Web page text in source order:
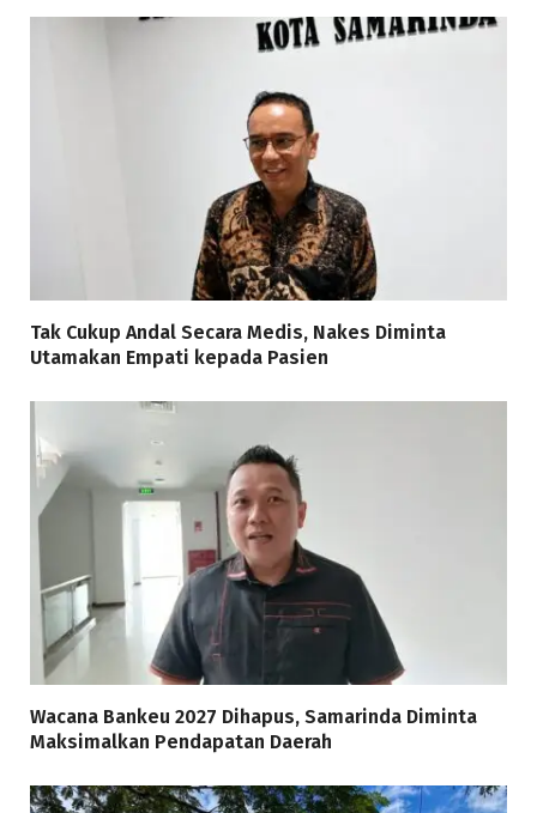
Tak Cukup Andal Secara Medis, Nakes Diminta
Utamakan Empati kepada Pasien
Wacana Bankeu 2027 Dihapus, Samarinda Diminta
Maksimalkan Pendapatan Daerah